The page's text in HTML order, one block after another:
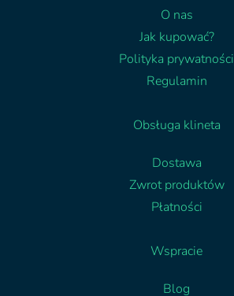
O nas
Jak kupować?
Polityka prywatności
Regulamin
Obsługa klineta
Dostawa
Zwrot produktów
Płatności
Wspracie
Blog